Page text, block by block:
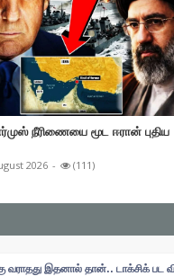
நீரிணையை மூட ஈரான் புதிய
2026 - (111)
இதனால் தான்.. டாக்சிக் பட